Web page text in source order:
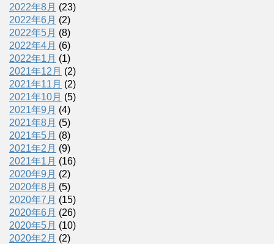
2022年8月 (23)
2022年6月 (2)
2022年5月 (8)
2022年4月 (6)
2022年1月 (1)
2021年12月 (2)
2021年11月 (2)
2021年10月 (5)
2021年9月 (4)
2021年8月 (5)
2021年5月 (8)
2021年2月 (9)
2021年1月 (16)
2020年9月 (2)
2020年8月 (5)
2020年7月 (15)
2020年6月 (26)
2020年5月 (10)
2020年2月 (2)